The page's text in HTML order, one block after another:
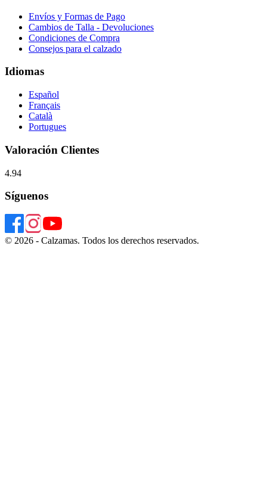
Envíos y Formas de Pago
Cambios de Talla - Devoluciones
Condiciones de Compra
Consejos para el calzado
Idiomas
Español
Français
Català
Portugues
Valoración Clientes
4.94
Síguenos
© 2026 - Calzamas. Todos los derechos reservados.